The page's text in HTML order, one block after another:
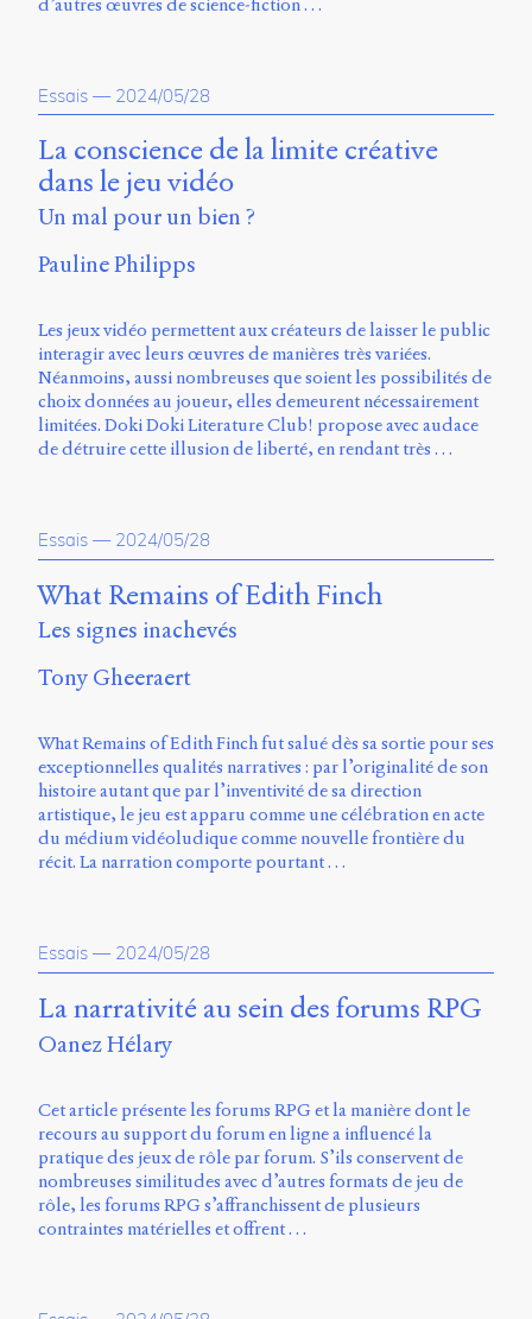
d’autres œuvres de science-fiction …
Essais — 2024/05/28
La conscience de la limite créative
dans le jeu vidéo
Un mal pour un bien ?
Pauline Philipps
Les jeux vidéo permettent aux créateurs de laisser le public
interagir avec leurs œuvres de manières très variées.
Néanmoins, aussi nombreuses que soient les possibilités de
choix données au joueur, elles demeurent nécessairement
limitées. Doki Doki Literature Club! propose avec audace
de détruire cette illusion de liberté, en rendant très …
Essais — 2024/05/28
What Remains of Edith Finch
Les signes inachevés
Tony Gheeraert
What Remains of Edith Finch fut salué dès sa sortie pour ses
exceptionnelles qualités narratives : par l’originalité de son
histoire autant que par l’inventivité de sa direction
artistique, le jeu est apparu comme une célébration en acte
du médium vidéoludique comme nouvelle frontière du
récit. La narration comporte pourtant …
Essais — 2024/05/28
La narrativité au sein des forums RPG
Oanez Hélary
Cet article présente les forums RPG et la manière dont le
recours au support du forum en ligne a influencé la
pratique des jeux de rôle par forum. S’ils conservent de
nombreuses similitudes avec d’autres formats de jeu de
rôle, les forums RPG s’affranchissent de plusieurs
contraintes matérielles et offrent …